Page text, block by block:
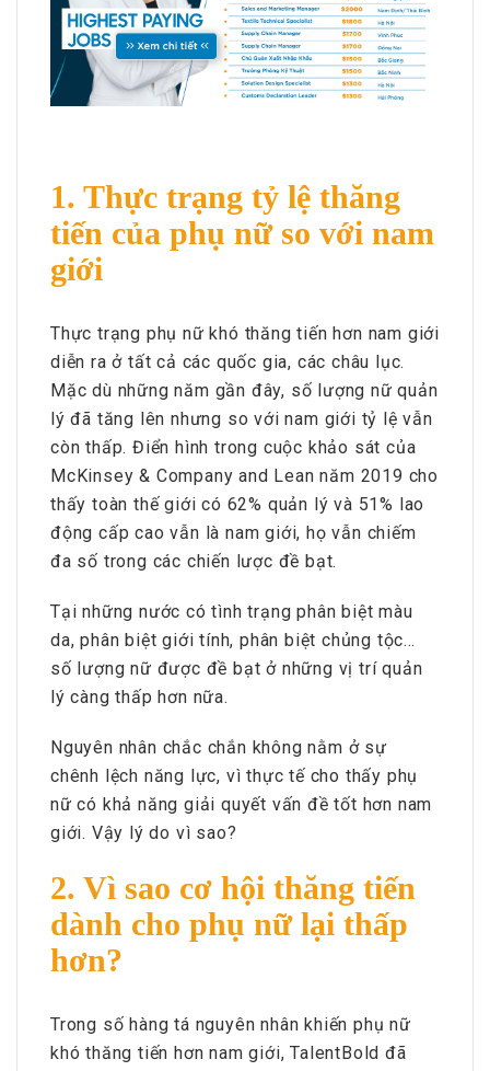
1. Thực trạng tỷ lệ thăng
tiến của phụ nữ so với nam
giới
Thực trạng phụ nữ khó thăng tiến hơn nam giới
diễn ra ở tất cả các quốc gia, các châu lục.
Mặc dù những năm gần đây, số lượng nữ quản
lý đã tăng lên nhưng so với nam giới tỷ lệ vẫn
còn thấp. Điển hình trong cuộc khảo sát của
McKinsey & Company and Lean năm 2019 cho
thấy toàn thế giới có 62% quản lý và 51% lao
động cấp cao vẫn là nam giới, họ vẫn chiếm
đa số trong các chiến lược đề bạt.
Tại những nước có tình trạng phân biệt màu
da, phân biệt giới tính, phân biệt chủng tộc…
số lượng nữ được đề bạt ở những vị trí quản
lý càng thấp hơn nữa.
Nguyên nhân chắc chắn không nằm ở sự
chênh lệch năng lực, vì thực tế cho thấy phụ
nữ có khả năng giải quyết vấn đề tốt hơn nam
giới. Vậy lý do vì sao?
2. Vì sao cơ hội thăng tiến
dành cho phụ nữ lại thấp
hơn?
Trong số hàng tá nguyên nhân khiến phụ nữ
khó thăng tiến hơn nam giới, TalentBold đã